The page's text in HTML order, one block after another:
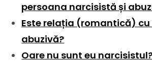
persoana narcisistă și
Este relația (romantică)
abuzivă?
Oare nu sunt eu